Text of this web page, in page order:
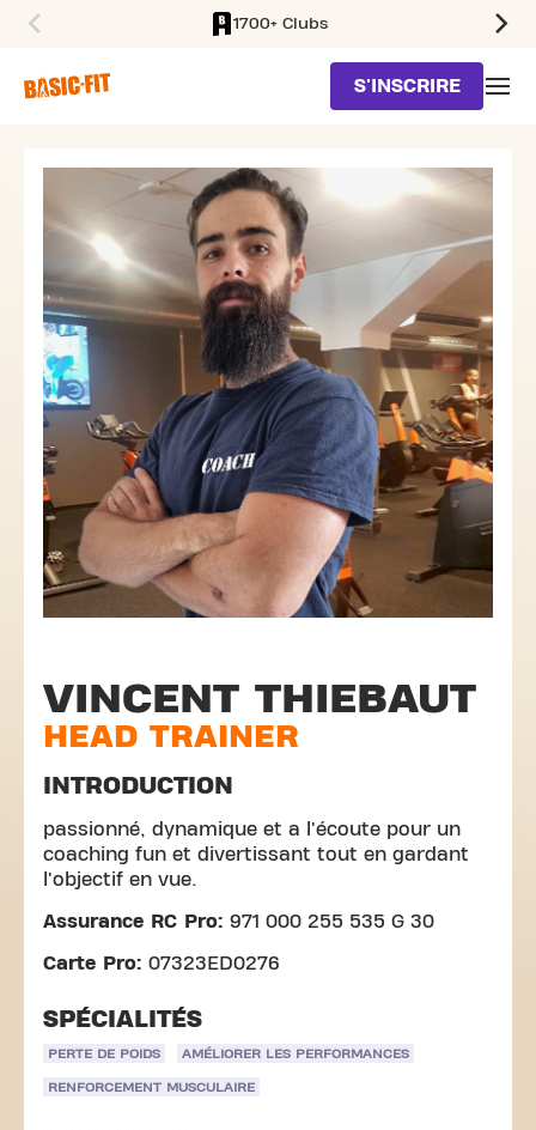
1700+ Clubs
S'INSCRIRE
VINCENT THIEBAUT
HEAD TRAINER
INTRODUCTION
passionné, dynamique et a l'écoute pour un
coaching fun et divertissant tout en gardant
l'objectif en vue.
Assurance RC Pro: 971 000 255 535 G 30
Carte Pro: 07323ED0276
SPÉCIALITÉS
PERTE DE POIDS AMÉLIORER LES PERFORMANCES
RENFORCEMENT MUSCULAIRE